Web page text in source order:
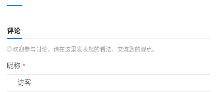
评论
◎欢迎参与讨论，请在这里发表您的看法、交流您的观点。
昵称 *